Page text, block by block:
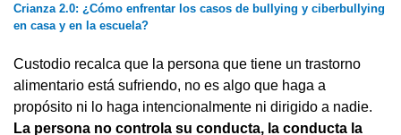
Crianza 2.0: ¿Cómo enfrentar los casos de bullying y ciberbullying
en casa y en la escuela?
Custodio recalca que la persona que tiene un trastorno
alimentario está sufriendo, no es algo que haga a
propósito ni lo haga intencionalmente ni dirigido a nadie.
La persona no controla su conducta, la conducta la